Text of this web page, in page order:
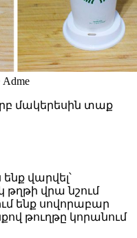
մակերեսին տաք
վարվել՝
թղթի վրա նշում
ենք սովորաբար
թուղթը կորանում